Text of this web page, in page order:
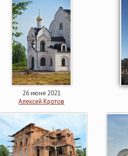
26 июня 2021
Алексей Кротов